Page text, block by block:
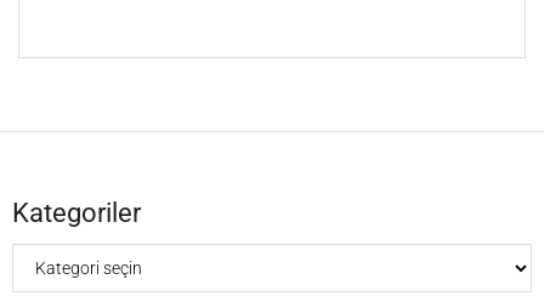
Kategoriler